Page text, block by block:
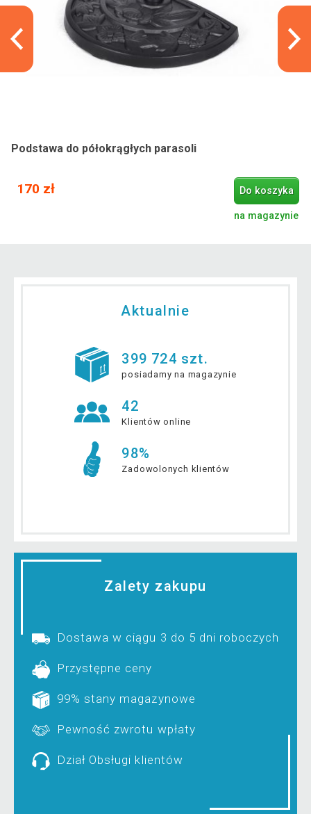
Podstawa do półokrągłych parasoli
170 zł Do koszyka
na magazynie
Aktualnie
399 724 szt.
posiadamy na magazynie
42
Klientów online
98%
Zadowolonych klientów
Zalety zakupu
Dostawa w ciągu 3 do 5 dni roboczych
Przystępne ceny
99% stany magazynowe
Pewność zwrotu wpłaty
Dział Obsługi klientów